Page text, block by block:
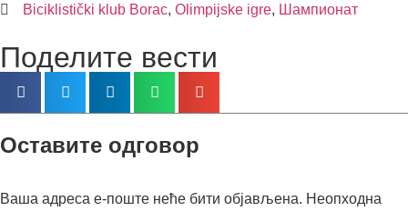
Biciklistički klub Borac, Olimpijske igre, Шампионат
Поделите вести
Оставите одговор
Ваша адреса е-поште неће бити објављена. Неопходна